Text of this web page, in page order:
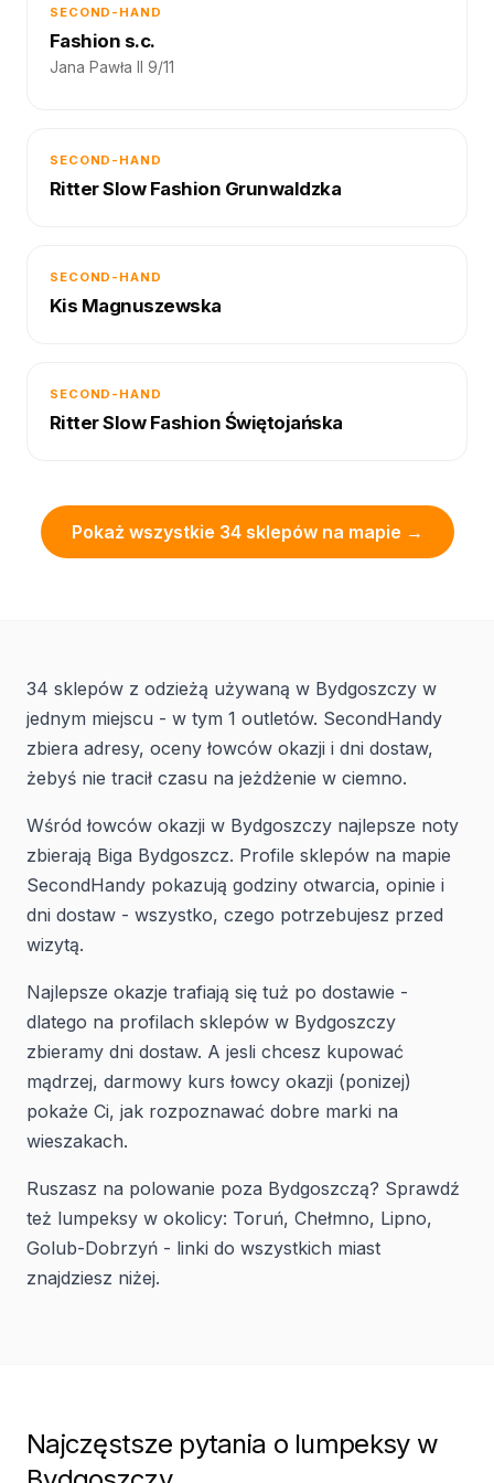
SECOND-HAND
Fashion s.c.
Jana Pawła II 9/11
SECOND-HAND
Ritter Slow Fashion Grunwaldzka
SECOND-HAND
Kis Magnuszewska
SECOND-HAND
Ritter Slow Fashion Świętojańska
Pokaż wszystkie 34 sklepów na mapie →
34 sklepów z odzieżą używaną w Bydgoszczy w
jednym miejscu - w tym 1 outletów. SecondHandy
zbiera adresy, oceny łowców okazji i dni dostaw,
żebyś nie tracił czasu na jeżdżenie w ciemno.
Wśród łowców okazji w Bydgoszczy najlepsze noty
zbierają Biga Bydgoszcz. Profile sklepów na mapie
SecondHandy pokazują godziny otwarcia, opinie i
dni dostaw - wszystko, czego potrzebujesz przed
wizytą.
Najlepsze okazje trafiają się tuż po dostawie -
dlatego na profilach sklepów w Bydgoszczy
zbieramy dni dostaw. A jesli chcesz kupować
mądrzej, darmowy kurs łowcy okazji (ponizej)
pokaże Ci, jak rozpoznawać dobre marki na
wieszakach.
Ruszasz na polowanie poza Bydgoszczą? Sprawdź
też lumpeksy w okolicy: Toruń, Chełmno, Lipno,
Golub-Dobrzyń - linki do wszystkich miast
znajdziesz niżej.
Najczęstsze pytania o lumpeksy w